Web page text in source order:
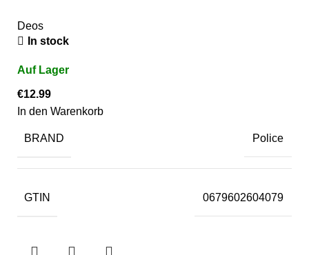
Deos
In stock
€12.99
In den Warenkorb
BRAND Police
GTIN 0679602604079